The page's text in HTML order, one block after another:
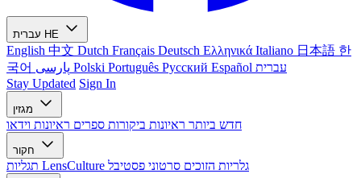
עברית HE
English 中文 Dutch Français Deutsch Ελληνικά Italiano 日本語 한
국어
Polski Português Русский Español עברית
Stay Updated Sign In
מגזין
חדש ביותר ראיונות ביקורות ספרים ראיונות וידאו
חקור
תגליות LensCulture גלריות הזוכים סרטוני פסטיבל